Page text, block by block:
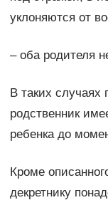
уклоняются от
– оба родителя
В таких случаях
родственник
ребенка до
Кроме
декретнику